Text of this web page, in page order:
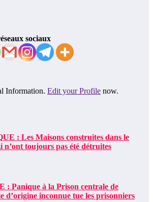
sociaux
Information. Edit your Profile now.
: Les Maisons construites dans le
n’ont toujours pas été détruites
: Panique à la Prison centrale de
d’origine inconnue tue les prisonniers